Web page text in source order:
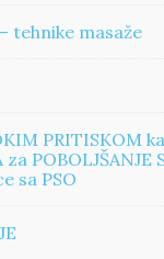
tehnike masaže
PRITISKOM
POBOLJŠANJE
sa PSO